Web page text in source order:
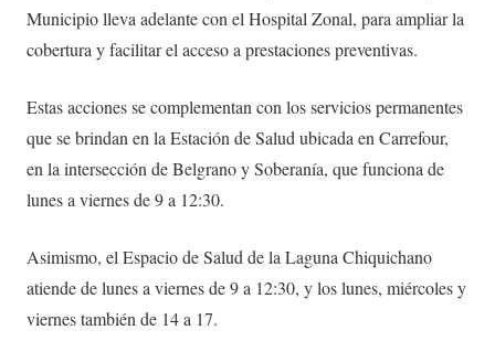
Municipio lleva adelante con el Hospital Zonal, para ampliar la
cobertura y facilitar el acceso a prestaciones preventivas.
Estas acciones se complementan con los servicios permanentes
que se brindan en la Estación de Salud ubicada en Carrefour,
en la intersección de Belgrano y Soberanía, que funciona de
lunes a viernes de 9 a 12:30.
Asimismo, el Espacio de Salud de la Laguna Chiquichano
atiende de lunes a viernes de 9 a 12:30, y los lunes, miércoles y
viernes también de 14 a 17.